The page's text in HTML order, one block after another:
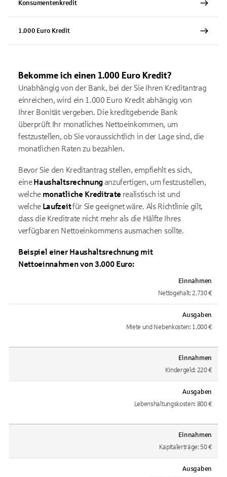
Konsumentenkredit
1.000 Euro Kredit
Bekomme ich einen 1.000 Euro Kredit?
Unabhängig von der Bank, bei der Sie Ihren Kreditantrag
einreichen, wird ein 1.000 Euro Kredit abhängig von
Ihrer Bonität vergeben. Die kreditgebende Bank
überprüft Ihr monatliches Nettoeinkommen, um
festzustellen, ob Sie voraussichtlich in der Lage sind, die
monatlichen Raten zu bezahlen.
Bevor Sie den Kreditantrag stellen, empfiehlt es sich,
eineHaushaltsrechnunganzufertigen, um festzustellen,
welche monatliche Kreditrate realistisch ist und
welche Laufzeitfür Sie geeignet wäre. Als Richtlinie gilt,
dass die Kreditrate nicht mehr als die Hälfte Ihres
verfügbaren Nettoeinkommens ausmachen sollte.
Beispiel einer Haushaltsrechnung mit
Nettoeinnahmen von 3.000 Euro:
Einnahmen
Nettogehalt: 2.730 €
Ausgaben
Miete und Nebenkosten: 1.000 €
Einnahmen
Kindergeld: 220 €
Ausgaben
Lebenshaltungskosten: 800 €
Einnahmen
Kapitalerträge: 50 €
Ausgaben